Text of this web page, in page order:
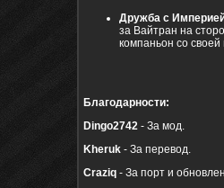
Дружба с
за Вайтран на
компаньон со своей
Благодарности:
Dingo2742 - За мод.
Kheruk - За перевод.
Craziq - За порт и